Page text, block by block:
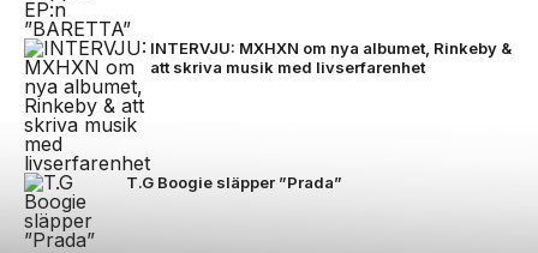
INTERVJU: MXHXN om nya albumet, Rinkeby &
att skriva musik med livserfarenhet
T.G Boogie släpper ”Prada”